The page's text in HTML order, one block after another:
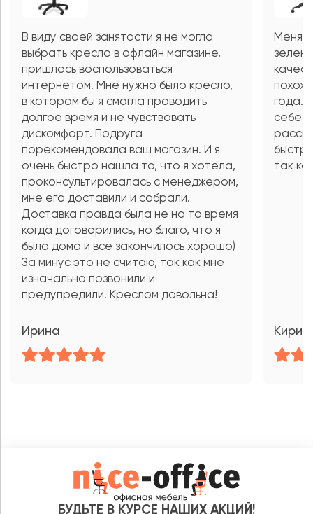
В виду своей занятости я не могла
выбрать кресло в офлайн магазине,
пришлось воспользоваться
интернетом. Мне нужно было кресло,
в котором бы я смогла проводить
долгое время и не чувствовать
дискомфорт. Подруга
порекомендовала ваш магазин. И я
очень быстро нашла то, что я хотела,
проконсультировалась с менеджером,
мне его доставили и собрали.
Доставка правда была не на то время
когда договорились, но благо, что я
была дома и все закончилось хорошо)
За минус это не считаю, так как мне
изначально позвонили и
предупредили. Креслом довольна!
Ирина
Меня
года.
себе
так
БУДЬТЕ В КУРСЕ НАШИХ АКЦИЙ!